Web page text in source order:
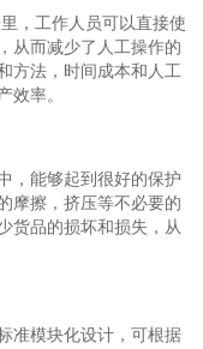
，工作人员可以直接使
从而减少了人工操作的
方法，时间成本和人工
率。
，能够起到很好的保护
摩擦，挤压等不必要的
货品的损坏和损失，从
准模块化设计，可根据